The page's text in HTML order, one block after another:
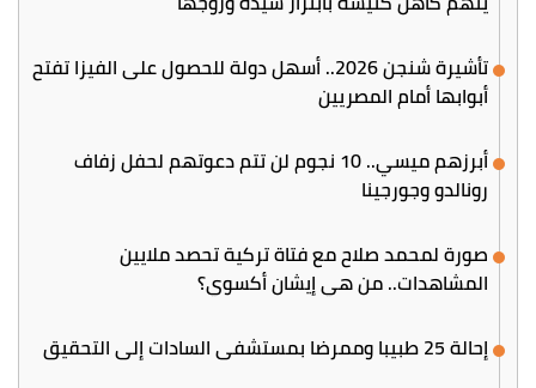
تأشيرة شنجن 2026.. أسهل دولة للحصول على الفيزا تفتح
أبوابها أمام المصريين
أبرزهم ميسي.. 10 نجوم لن تتم دعوتهم لحفل زفاف
رونالدو وجورجينا
صورة لمحمد صلاح مع فتاة تركية تحصد ملايين
المشاهدات.. من هي إيشان أكسوي؟
إحالة 25 طبيبا وممرضا بمستشفى السادات إلى التحقيق